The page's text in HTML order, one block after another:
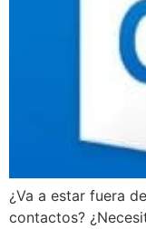
¿Va a estar fuera
contactos?